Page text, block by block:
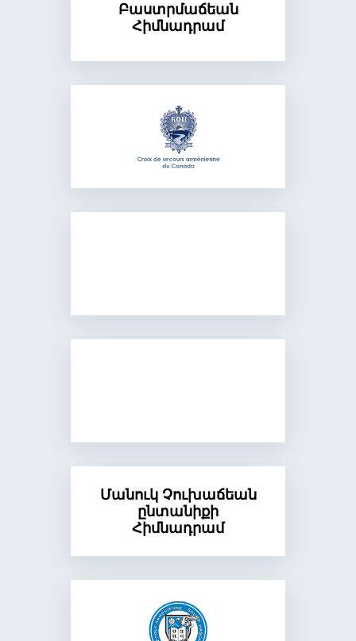
Բաստրմաճեան
Հիմնադրամ
Մանուկ Չուխաճեան
ընտանիքի
Հիմնադրամ